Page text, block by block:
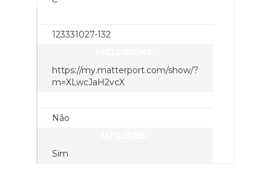
123331027-132
https://my.matterport.com/show/?
m=XLwcJaH2vcX
Não
Sim